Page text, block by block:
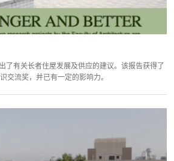
了有关长者住屋发展及供应的建议。该报告获得了
交流奖，并已有一定的影响力。